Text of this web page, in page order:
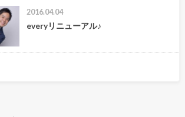
2016.04.04
everyリニューアル♪